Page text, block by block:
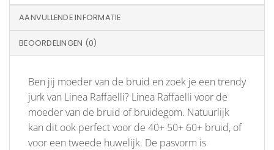
AANVULLENDE INFORMATIE
BEOORDELINGEN (0)
Ben jij moeder van de bruid en zoek je een trendy
jurk van Linea Raffaelli? Linea Raffaelli voor de
moeder van de bruid of bruidegom. Natuurlijk
kan dit ook perfect voor de 40+ 50+ 60+ bruid, of
voor een tweede huwelijk. De pasvorm is